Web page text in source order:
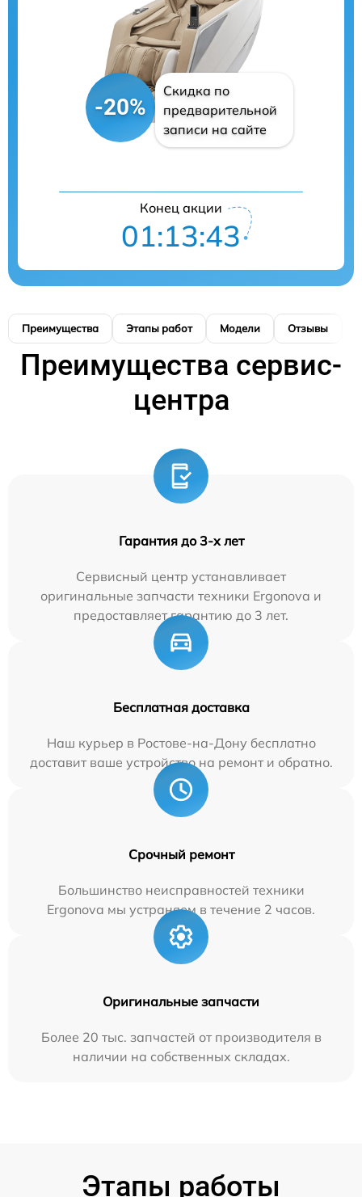
-20%
Скидка по
предварительной
записи на сайте
Конец акции
01:13:42
Преимущества Этапы работ Модели Отзывы
Преимущества сервис-
центра
Гарантия до 3-х лет
Сервисный центр устанавливает
оригинальные запчасти техники Ergonova и
предоставляет гарантию до 3 лет.
Бесплатная доставка
Наш курьер в Ростове-на-Дону бесплатно
доставит ваше устройство на ремонт и обратно.
Срочный ремонт
Большинство неисправностей техники
Ergonova мы устраняем в течение 2 часов.
Оригинальные запчасти
Более 20 тыс. запчастей от производителя в
наличии на собственных складах.
Этапы работы